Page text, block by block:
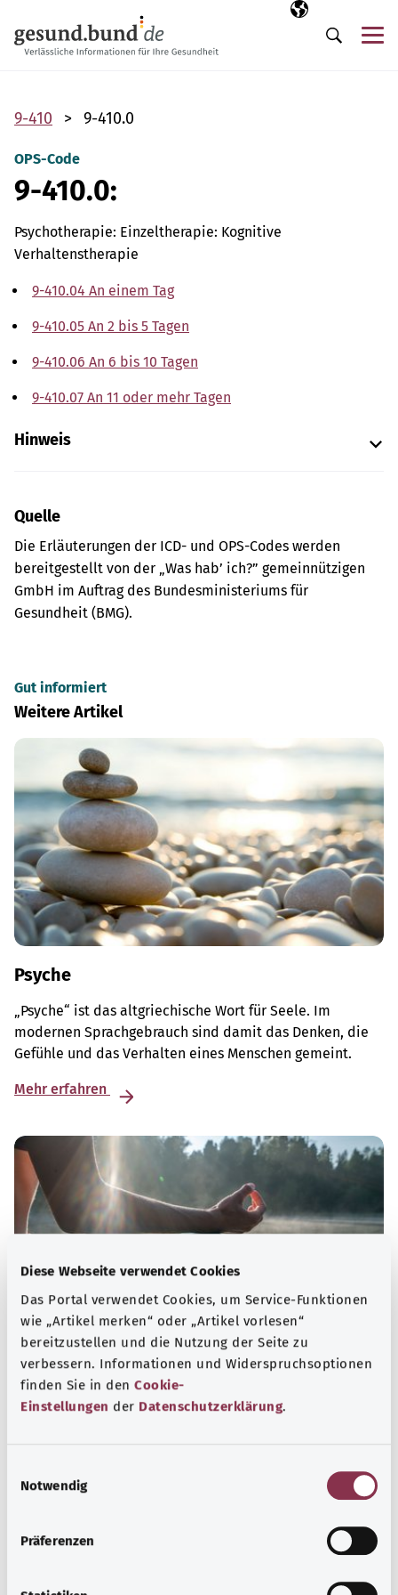
Diese Webseite verwendet Cookies
Das Portal verwendet Cookies, um Service-Funktionen
wie „Artikel merken“ oder „Artikel vorlesen“
bereitzustellen und die Nutzung der Seite zu
verbessern. Informationen und Widerspruchsoptionen
finden Sie in den Cookie-
Einstellungen der Datenschutzerklärung.
Notwendig
Präferenzen
Ausgewählte
DE
Suche
9-410 9-410.0
OPS-Code
9-410.0:
Psychotherapie: Einzeltherapie: Kognitive
Verhaltenstherapie
9-410.04 An einem Tag
9-410.05 An 2 bis 5 Tagen
9-410.06 An 6 bis 10 Tagen
9-410.07 An 11 oder mehr Tagen
Hinweis
Quelle
Die Erläuterungen der ICD- und OPS-Codes werden
bereitgestellt von der „Was hab’ ich?” gemeinnützigen
GmbH im Auftrag des Bundesministeriums für
Gesundheit (BMG).
Gut informiert
Weitere Artikel
Psyche
„Psyche“ ist das altgriechische Wort für Seele. Im
modernen Sprachgebrauch sind damit das Denken, die
Gefühle und das Verhalten eines Menschen gemeint.
Mehr erfahren
Psyche und Wohlbefinden
Sport oder Meditation? Es gibt verschiedene